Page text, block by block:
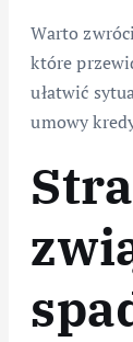
Warto
które
ułatwić
umowy